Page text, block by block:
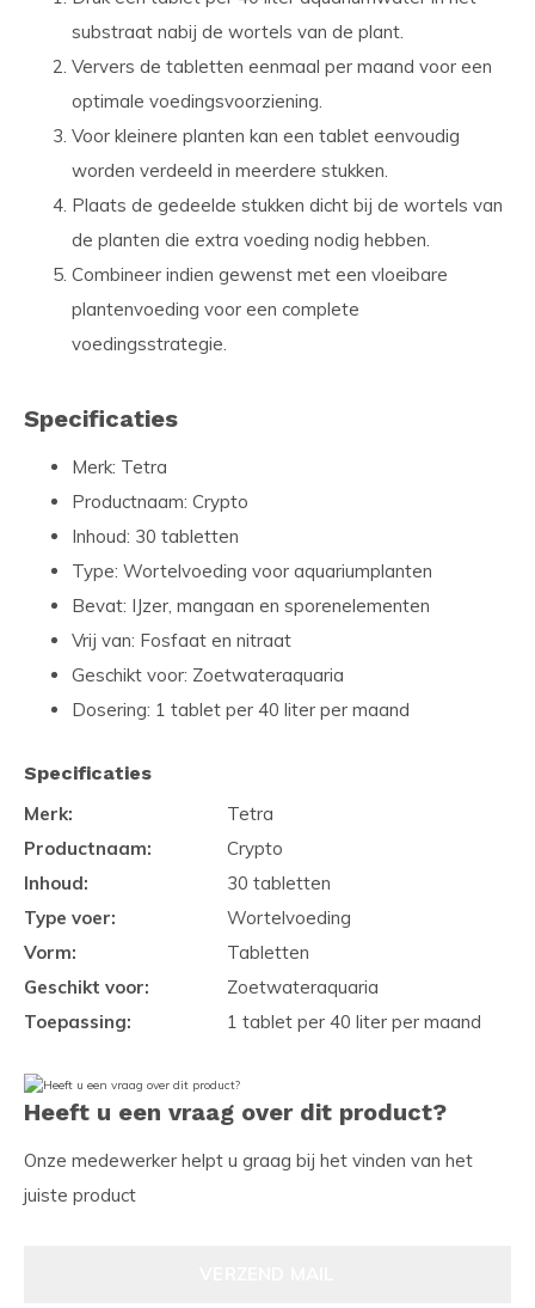
substraat nabij de wortels van de plant.
Ververs de tabletten eenmaal per maand voor een
optimale voedingsvoorziening.
Voor kleinere planten kan een tablet eenvoudig
worden verdeeld in meerdere stukken.
Plaats de gedeelde stukken dicht bij de wortels van
de planten die extra voeding nodig hebben.
Combineer indien gewenst met een vloeibare
plantenvoeding voor een complete
voedingsstrategie.
Specificaties
Merk: Tetra
Productnaam: Crypto
Inhoud: 30 tabletten
Type: Wortelvoeding voor aquariumplanten
Bevat: IJzer, mangaan en sporenelementen
Vrij van: Fosfaat en nitraat
Geschikt voor: Zoetwateraquaria
Dosering: 1 tablet per 40 liter per maand
Specificaties
Merk:
Tetra
Productnaam:
Crypto
Inhoud:
30 tabletten
Type voer:
Wortelvoeding
Vorm:
Tabletten
Geschikt voor:
Zoetwateraquaria
Toepassing:
1 tablet per 40 liter per maand
Heeft u een vraag over dit product?
Onze medewerker helpt u graag bij het vinden van het
juiste product